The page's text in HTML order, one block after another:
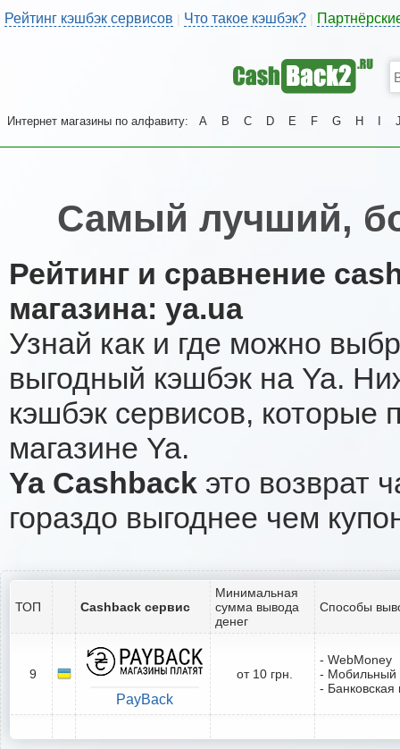
Рейтинг кэшбэк сервисов | Что такое кэшбэк?
Интернет магазины по алфавиту: A B C D E F G H
Самый лучший,
Рейтинг и сравнение
магазина: ya.ua
Узнай как и где можно
выгодный кэшбэк на Ya.
кэшбэк сервисов, которые
магазине Ya.
Ya Cashback это возврат
гораздо выгоднее чем
ТОП Cashback сервис
Минимальная
сумма вывода
денег
Способы
9
PayBack
от 10 грн.
- WebMoney
- Мобильный
- Банковская